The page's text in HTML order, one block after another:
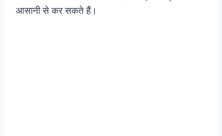
आसानी से कर सकते हैं।